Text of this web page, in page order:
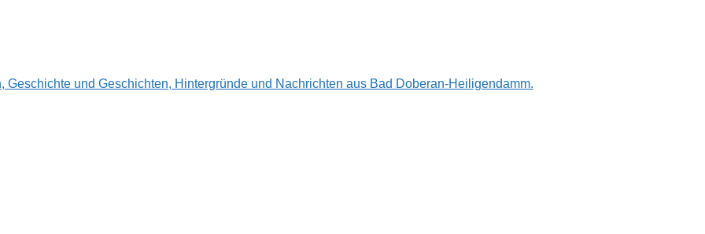
Geschichte und Geschichten, Hintergründe und Nachrichten aus Bad Doberan-Heiligendamm.